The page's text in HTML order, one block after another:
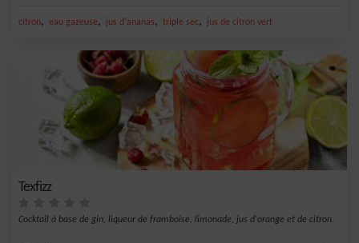
citron, eau gazeuse, jus d'ananas, triple sec, jus de citron vert
Texfizz
Cocktail à base de gin, liqueur de framboise, limonade, jus d'orange et de citron.